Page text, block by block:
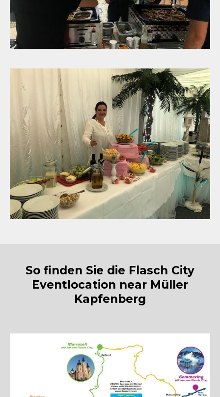
So finden Sie die Flasch City
Eventlocation near Müller
Kapfenberg